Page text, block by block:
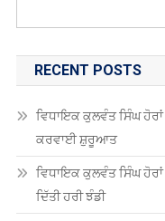
ਵਿਧਾਇਕ ਕੁਲਵੰਤ ਸਿੰਘ ਹੋਰਾਂ
ਕਰਵਾਈ ਸ਼ੁਰੂਆਤ
ਵਿਧਾਇਕ ਕੁਲਵੰਤ ਸਿੰਘ ਹੋਰਾਂ
ਦਿੱਤੀ ਹਰੀ ਝੰਡੀ
ਲਾਠੀ ਗੋਲੀ ਨਾਲ ਲੋਕਾਂ ਦੇ